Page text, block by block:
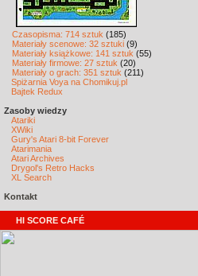
Czasopisma: 714 sztuk (185)
Materiały scenowe: 32 sztuki (9)
Materiały książkowe: 141 sztuk (55)
Materiały firmowe: 27 sztuk (20)
Materiały o grach: 351 sztuk (211)
Spiżarnia Voya na Chomikuj.pl
Bajtek Redux
Zasoby wiedzy
Atariki
XWiki
Gury's Atari 8-bit Forever
Atarimania
Atari Archives
Drygol's Retro Hacks
XL Search
Kontakt
HI SCORE CAFÉ